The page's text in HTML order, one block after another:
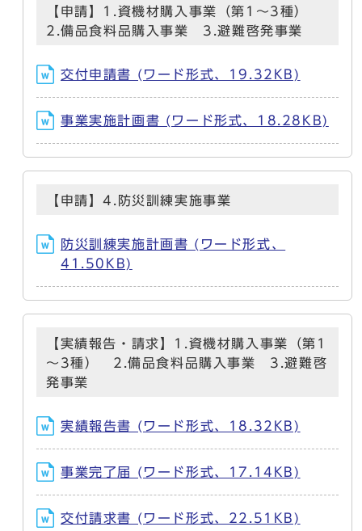
【申請】1.資機材購入事業（第1～3種）
2.備品食料品購入事業 3.避難啓発事業
交付申請書 (ワード形式、19.32KB)
事業実施計画書 (ワード形式、18.28KB)
【申請】4.防災訓練実施事業
防災訓練実施計画書 (ワード形式、
41.50KB)
【実績報告・請求】1.資機材購入事業（第1
～3種） 2.備品食料品購入事業 3.避難啓
発事業
実績報告書 (ワード形式、18.32KB)
事業完了届 (ワード形式、17.14KB)
交付請求書 (ワード形式、22.51KB)